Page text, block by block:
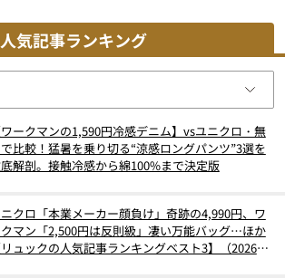
気記事ランキング
ワークマンの1,590円冷感デニム】vsユニクロ・無
比較！猛暑を乗り切る“涼感ロングパンツ”3選を
解剖。接触冷感から綿100%まで決定版
クロ「本業メーカー顔負け」奇跡の4,990円、ワ
マン「2,500円は反則級」凄い万能バッグ…ほか
リュックの人気記事ランキングベスト3】（2026年